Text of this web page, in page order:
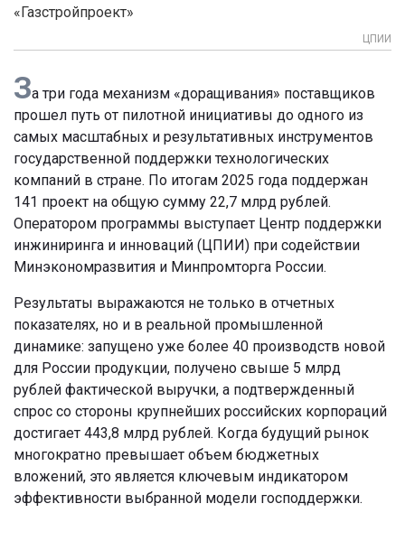
«Газстройпроект»
ЦПИИ
За три года механизм «доращивания» поставщиков
прошел путь от пилотной инициативы до одного из
самых масштабных и результативных инструментов
государственной поддержки технологических
компаний в стране. По итогам 2025 года поддержан
141 проект на общую сумму 22,7 млрд рублей.
Оператором программы выступает Центр поддержки
инжиниринга и инноваций (ЦПИИ) при содействии
Минэкономразвития и Минпромторга России.
Результаты выражаются не только в отчетных
показателях, но и в реальной промышленной
динамике: запущено уже более 40 производств новой
для России продукции, получено свыше 5 млрд
рублей фактической выручки, а подтвержденный
спрос со стороны крупнейших российских корпораций
достигает 443,8 млрд рублей. Когда будущий рынок
многократно превышает объем бюджетных
вложений, это является ключевым индикатором
эффективности выбранной модели господдержки.